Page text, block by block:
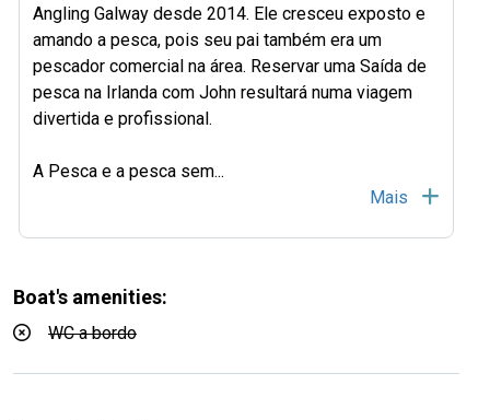
Angling Galway desde 2014. Ele cresceu exposto e
amando a pesca, pois seu pai também era um
pescador comercial na área. Reservar uma Saída de
pesca na Irlanda com John resultará numa viagem
divertida e profissional.
A Pesca e a pesca sem...
Mais
Boat's amenities:
WC a bordo